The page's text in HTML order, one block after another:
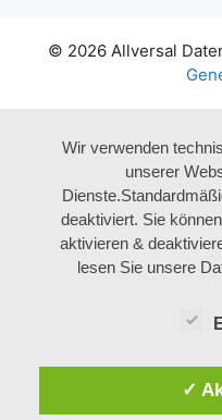
© 2026 Allversal
Wir verwenden
unserer
deaktiviert. Sie
aktivieren &
lesen Sie unsere
✓